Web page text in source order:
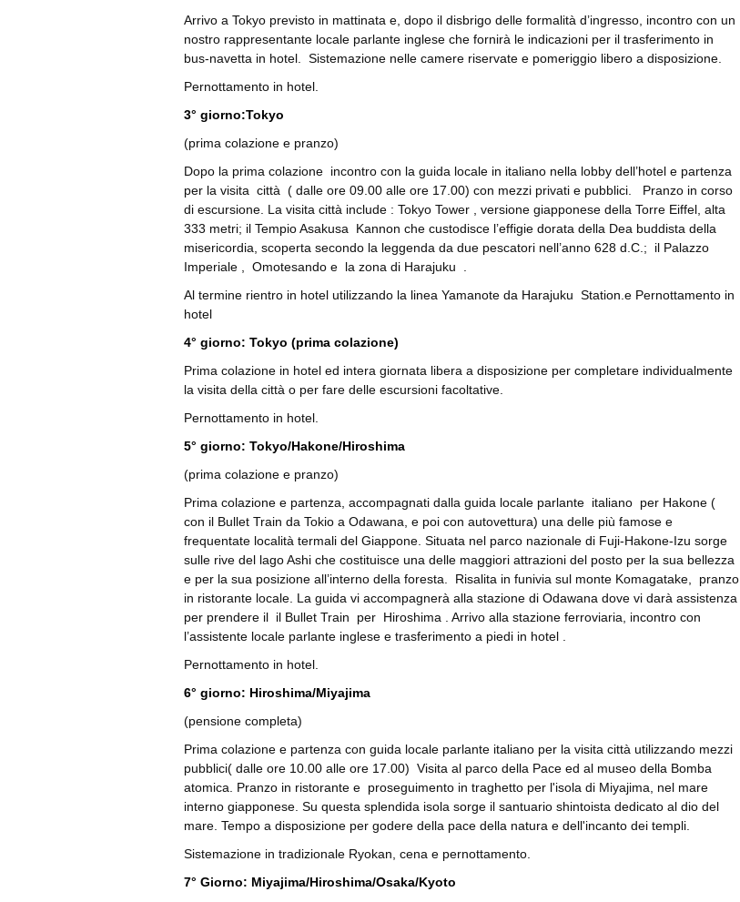
Arrivo a Tokyo previsto in mattinata e, dopo il disbrigo delle formalità d’ingresso, incontro con un
nostro rappresentante locale parlante inglese che fornirà le indicazioni per il trasferimento in
bus-navetta in hotel. Sistemazione nelle camere riservate e pomeriggio libero a disposizione.
Pernottamento in hotel.
3° giorno:Tokyo
(prima colazione e pranzo)
Dopo la prima colazione incontro con la guida locale in italiano nella lobby dell’hotel e partenza
per la visita città ( dalle ore 09.00 alle ore 17.00) con mezzi privati e pubblici. Pranzo in corso
di escursione. La visita città include : Tokyo Tower , versione giapponese della Torre Eiffel, alta
333 metri; il Tempio Asakusa Kannon che custodisce l’effigie dorata della Dea buddista della
misericordia, scoperta secondo la leggenda da due pescatori nell’anno 628 d.C.; il Palazzo
Imperiale , Omotesando e la zona di Harajuku .
Al termine rientro in hotel utilizzando la linea Yamanote da Harajuku Station.e Pernottamento in
hotel
4° giorno: Tokyo (prima colazione)
Prima colazione in hotel ed intera giornata libera a disposizione per completare individualmente
la visita della città o per fare delle escursioni facoltative.
Pernottamento in hotel.
5° giorno: Tokyo/Hakone/Hiroshima
(prima colazione e pranzo)
Prima colazione e partenza, accompagnati dalla guida locale parlante italiano per Hakone (
con il Bullet Train da Tokio a Odawana, e poi con autovettura) una delle più famose e
frequentate località termali del Giappone. Situata nel parco nazionale di Fuji-Hakone-Izu sorge
sulle rive del lago Ashi che costituisce una delle maggiori attrazioni del posto per la sua bellezza
e per la sua posizione all’interno della foresta. Risalita in funivia sul monte Komagatake, pranzo
in ristorante locale. La guida vi accompagnerà alla stazione di Odawana dove vi darà assistenza
per prendere il il Bullet Train per Hiroshima . Arrivo alla stazione ferroviaria, incontro con
l’assistente locale parlante inglese e trasferimento a piedi in hotel .
Pernottamento in hotel.
6° giorno: Hiroshima/Miyajima
(pensione completa)
Prima colazione e partenza con guida locale parlante italiano per la visita città utilizzando mezzi
pubblici( dalle ore 10.00 alle ore 17.00) Visita al parco della Pace ed al museo della Bomba
atomica. Pranzo in ristorante e proseguimento in traghetto per l'isola di Miyajima, nel mare
interno giapponese. Su questa splendida isola sorge il santuario shintoista dedicato al dio del
mare. Tempo a disposizione per godere della pace della natura e dell'incanto dei templi.
Sistemazione in tradizionale Ryokan, cena e pernottamento.
7° Giorno: Miyajima/Hiroshima/Osaka/Kyoto